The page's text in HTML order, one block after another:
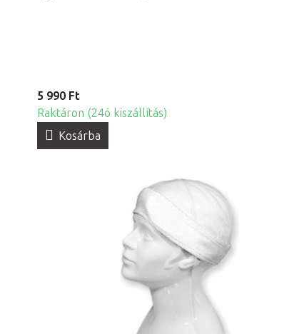
5 990 Ft
Raktáron (24ó kiszállítás)
Kosárba